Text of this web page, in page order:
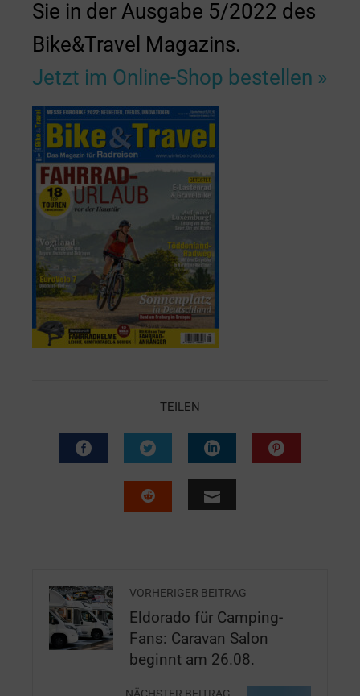
Sie in der Ausgabe 5/2022 des
Bike&Travel Magazins.
Jetzt im Online-Shop bestellen »
TEILEN
VORHERIGER BEITRAG
Eldorado für Camping-
Fans: Caravan Salon
beginnt am 26.08.